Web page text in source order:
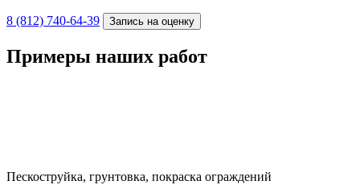
8 (812) 740-64-39 Запись на оценку
Примеры наших работ
Пескоструйка, грунтовка, покраска ограждений